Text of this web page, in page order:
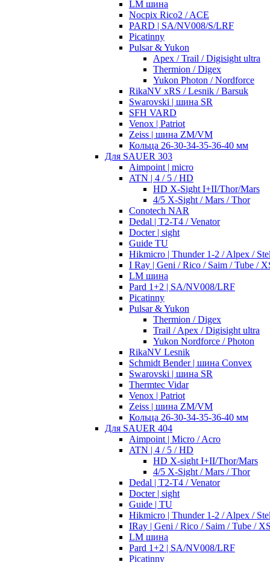
LM шина
Nocpix Rico2 / ACE
PARD | SA/NV008/S/LRF
Picatinny
Pulsar & Yukon
Apex / Trail / Digisight ultra
Thermion / Digex
Yukon Photon / Nordforce
RikaNV xRS / Lesnik / Barsuk
Swarovski | шина SR
SFH VARD
Venox | Patriot
Zeiss | шина ZM/VM
Кольца 26-30-34-35-36-40 мм
Для SAUER 303
Aimpoint | micro
ATN | 4 / 5 / HD
HD X-Sight I+II/Thor/Mars
4/5 X-Sight / Mars / Thor
Conotech NAR
Dedal | T2-T4 / Venator
Docter | sight
Guide TU
Hikmicro | Thunder 1-2 / Alpex /
I Ray | Geni / Rico / Saim / Tube /
LM шина
Pard 1+2 | SA/NV008/LRF
Picatinny
Pulsar & Yukon
Thermion / Digex
Trail / Apex / Digisight ultra
Yukon Nordforce / Photon
RikaNV Lesnik
Schmidt Bender | шина Convex
Swarovski | шина SR
Thermtec Vidar
Venox | Patriot
Zeiss | шина ZM/VM
Кольца 26-30-34-35-36-40 мм
Для SAUER 404
Aimpoint | Micro / Acro
ATN | 4 / 5 / HD
HD X-sight I+II/Thor/Mars
4/5 X-Sight / Mars / Thor
Dedal | T2-T4 / Venator
Docter | sight
Guide | TU
Hikmicro | Thunder 1-2 / Alpex /
IRay | Geni / Rico / Saim / Tube /
LM шина
Pard 1+2 | SA/NV008/LRF
Picatinny